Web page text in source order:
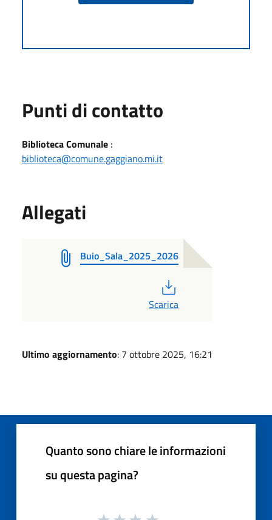
Punti di contatto
Biblioteca Comunale :
biblioteca@comune.gaggiano.mi.it
Allegati
Buio_Sala_2025_2026
Scarica
Ultimo aggiornamento: 7 ottobre 2025, 16:21
Quanto sono chiare le informazioni
su questa pagina?